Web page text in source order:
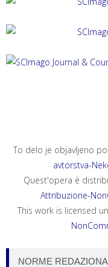
ANNALES,
To delo je objavljeno
avtorstva-
Quest'opera è
Attribuzione-
This work is licensed
NORME